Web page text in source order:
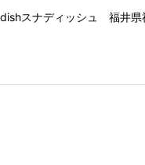
スナディッシュ 福井